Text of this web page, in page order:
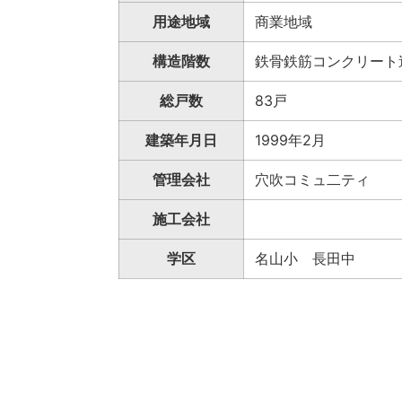
用途地域 商業地域
構造階数 鉄骨鉄筋コンクリー
総戸数 83戸
建築年月日 1999年2月
管理会社 穴吹コミュ二ティ
施工会社
学区 名山小 長田中